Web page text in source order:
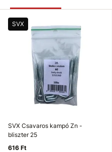
SVX
SVX Csavaros kampó Zn -
bliszter 25
616 Ft